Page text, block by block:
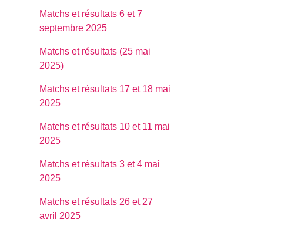
Matchs et résultats 6 et 7
septembre 2025
Matchs et résultats (25 mai
2025)
Matchs et résultats 17 et 18 mai
2025
Matchs et résultats 10 et 11 mai
2025
Matchs et résultats 3 et 4 mai
2025
Matchs et résultats 26 et 27
avril 2025